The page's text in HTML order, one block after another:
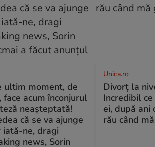
ultim moment, de
acum înconjurul
neașteptată!
că se va ajunge
iată-ne, dragi
news, Sorin
Unica.ro
Divorț la
Incredibil
ei, după ani
rău când